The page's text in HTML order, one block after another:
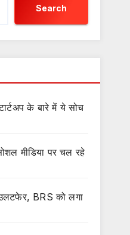
Search
के बारे में ये सोच
मीडिया पर चल रहे
BRS को लगा